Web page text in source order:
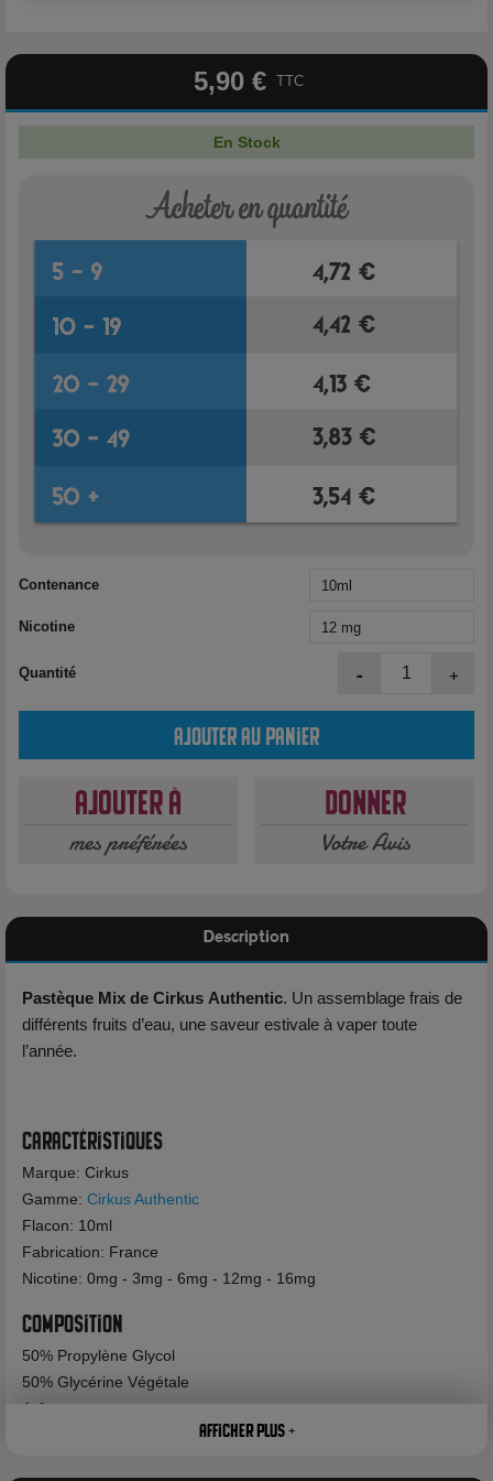
5,90 € TTC
En Stock
Contenance
Nicotine
Quantité - +
Ajouter au panier
Ajouter à
mes préférées
Donner
Votre Avis
Description
Pastèque Mix de Cirkus Authentic. Un assemblage frais de
différents fruits d’eau, une saveur estivale à vaper toute
l’année.
Caractéristiques
Marque: Cirkus
Gamme: Cirkus Authentic
Flacon: 10ml
Fabrication: France
Nicotine: 0mg - 3mg - 6mg - 12mg - 16mg
Composition
50% Propylène Glycol
50% Glycérine Végétale
Arôme
Afficher plus +